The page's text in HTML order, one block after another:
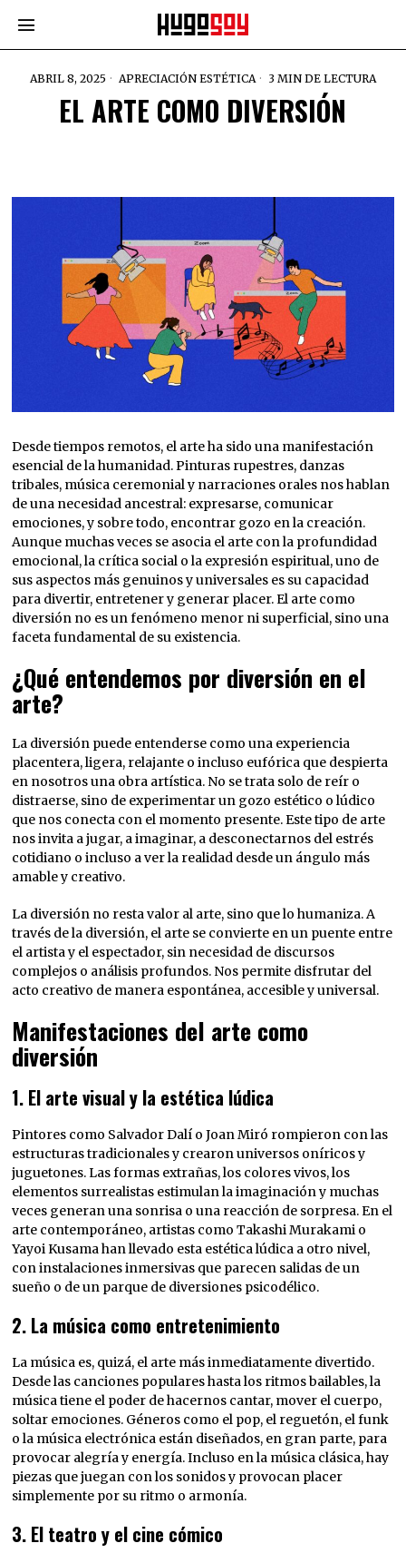
ABRIL 8, 2025 APRECIACIÓN ESTÉTICA 3 MIN DE LECTURA
EL ARTE COMO DIVERSIÓN
Desde tiempos remotos, el arte ha sido una manifestación
esencial de la humanidad. Pinturas rupestres, danzas
tribales, música ceremonial y narraciones orales nos hablan
de una necesidad ancestral: expresarse, comunicar
emociones, y sobre todo, encontrar gozo en la creación.
Aunque muchas veces se asocia el arte con la profundidad
emocional, la crítica social o la expresión espiritual, uno de
sus aspectos más genuinos y universales es su capacidad
para divertir, entretener y generar placer. El arte como
diversión no es un fenómeno menor ni superficial, sino una
faceta fundamental de su existencia.
¿Qué entendemos por diversión en el
arte?
La diversión puede entenderse como una experiencia
placentera, ligera, relajante o incluso eufórica que despierta
en nosotros una obra artística. No se trata solo de reír o
distraerse, sino de experimentar un gozo estético o lúdico
que nos conecta con el momento presente. Este tipo de arte
nos invita a jugar, a imaginar, a desconectarnos del estrés
cotidiano o incluso a ver la realidad desde un ángulo más
amable y creativo.
La diversión no resta valor al arte, sino que lo humaniza. A
través de la diversión, el arte se convierte en un puente entre
el artista y el espectador, sin necesidad de discursos
complejos o análisis profundos. Nos permite disfrutar del
acto creativo de manera espontánea, accesible y universal.
Manifestaciones del arte como
diversión
1. El arte visual y la estética lúdica
Pintores como Salvador Dalí o Joan Miró rompieron con las
estructuras tradicionales y crearon universos oníricos y
juguetones. Las formas extrañas, los colores vivos, los
elementos surrealistas estimulan la imaginación y muchas
veces generan una sonrisa o una reacción de sorpresa. En el
arte contemporáneo, artistas como Takashi Murakami o
Yayoi Kusama han llevado esta estética lúdica a otro nivel,
con instalaciones inmersivas que parecen salidas de un
sueño o de un parque de diversiones psicodélico.
2. La música como entretenimiento
La música es, quizá, el arte más inmediatamente divertido.
Desde las canciones populares hasta los ritmos bailables, la
música tiene el poder de hacernos cantar, mover el cuerpo,
soltar emociones. Géneros como el pop, el reguetón, el funk
o la música electrónica están diseñados, en gran parte, para
provocar alegría y energía. Incluso en la música clásica, hay
piezas que juegan con los sonidos y provocan placer
simplemente por su ritmo o armonía.
3. El teatro y el cine cómico